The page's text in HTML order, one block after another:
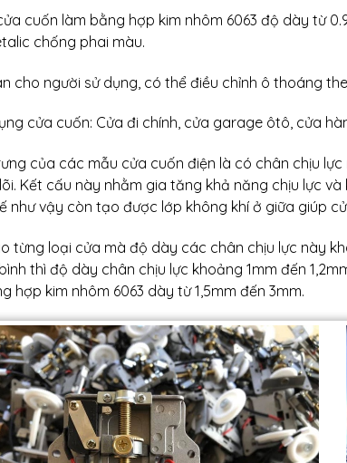
cuốn làm bằng hợp kim nhôm 6063 độ dày từ
chống phai màu.
cho người sử dụng, có thể điều chỉnh ô thoáng
cửa cuốn: Cửa đi chính, cửa garage ôtô, cửa
của các mẫu cửa cuốn điện là có chân chịu
Kết cấu này nhằm gia tăng khả năng chịu lực
như vậy còn tạo được lớp không khí ở giữa giúp
từng loại cửa mà độ dày các chân chịu lực này
thì độ dày chân chịu lực khoảng 1mm đến
hợp kim nhôm 6063 dày từ 1,5mm đến 3mm.